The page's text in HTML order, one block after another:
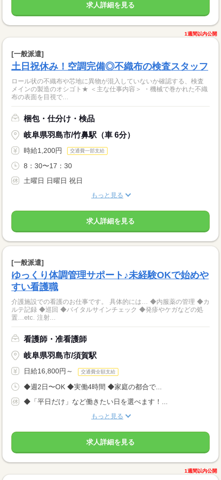
求人詳細を見る
1週間以内公開
[一般派遣]
土日祝休み！空調完備◎不織布の検査スタッフ
ロール状の不織布や芯地に異物が混入していないか確認する、検査
メインの製造のオシゴト★ ＜主な仕事内容＞ ・機械で巻かれた不織
布の表面を目視で...
梱包・仕分け・検品
岐阜県羽島市/竹鼻駅（車 6分）
時給1,200円 交通費一部支給
8：30〜17：30
土曜日 日曜日 祝日
もっと見る
求人詳細を見る
[一般派遣]
ゆっくり体調管理サポート♪未経験OKで始めや
すい看護職
介護施設での看護のお仕事です。 具体的には… ◆内服薬の管理 ◆カ
ルテ記録 ◆巡回 ◆バイタルサインチェック ◆発疹やケガなどの処
置…etc. 注射...
看護師・准看護師
岐阜県羽島市/須賀駅
日給16,800円～ 交通費全額支給
◆週2日〜OK ◆実働4時間 ◆家庭の都合で...
◆「平日だけ」など働きたい日を選べます！...
もっと見る
求人詳細を見る
1週間以内公開